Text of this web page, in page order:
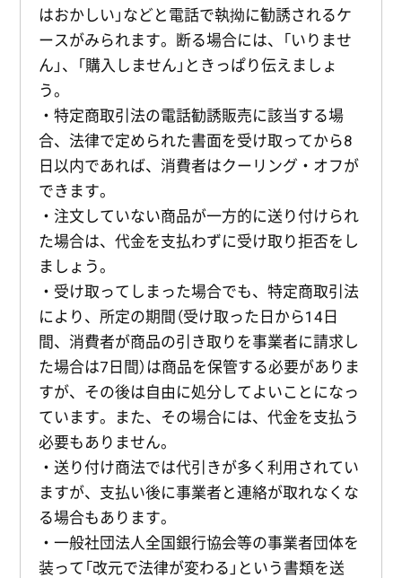
はおかしい」などと電話で執拗に勧誘されるケ
ースがみられます。断る場合には、「いりませ
ん」、「購入しません」ときっぱり伝えましょ
う。
・特定商取引法の電話勧誘販売に該当する場
合、法律で定められた書面を受け取ってから8
日以内であれば、消費者はクーリング・オフが
できます。
・注文していない商品が一方的に送り付けられ
た場合は、代金を支払わずに受け取り拒否をし
ましょう。
・受け取ってしまった場合でも、特定商取引法
により、所定の期間（受け取った日から14日
間、消費者が商品の引き取りを事業者に請求し
た場合は7日間）は商品を保管する必要がありま
すが、その後は自由に処分してよいことになっ
ています。また、その場合には、代金を支払う
必要もありません。
・送り付け商法では代引きが多く利用されてい
ますが、支払い後に事業者と連絡が取れなくな
る場合もあります。
・一般社団法人全国銀行協会等の事業者団体を
装って「改元で法律が変わる」という書類を送